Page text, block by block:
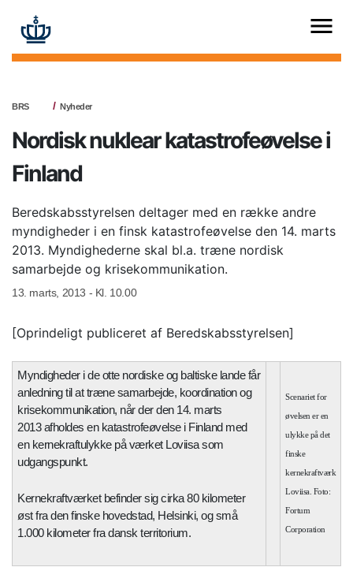
BRS Nyheder
Nordisk nuklear katastrofeøvelse i
Finland
Beredskabsstyrelsen deltager med en række andre
myndigheder i en finsk katastrofeøvelse den 14. marts
2013. Myndighederne skal bl.a. træne nordisk
samarbejde og krisekommunikation.
13. marts, 2013 - Kl. 10.00
[Oprindeligt publiceret af Beredskabsstyrelsen]
Myndigheder i de otte nordiske og baltiske lande får
anledning til at træne samarbejde, koordination og
krisekommunikation, når der den 14. marts
2013 afholdes en katastrofeøvelse i Finland med
en kernekraftulykke på værket Loviisa som
udgangspunkt.
Kernekraftværket befinder sig cirka 80 kilometer
øst fra den finske hovedstad, Helsinki, og små
1.000 kilometer fra dansk territorium.
Scenariet for
øvelsen er en
ulykke på det
finske
kernekraftværk
Loviisa. Foto:
Fortum
Corporation